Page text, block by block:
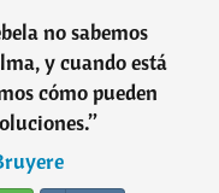
no sabemos
y cuando está
cómo pueden
”